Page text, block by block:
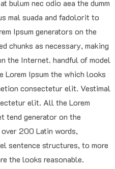
bulum nec odio aea the dumm
mal suada and fadolorit to
Ipsum generators on the
chunks as necessary, making
the Internet. handful of model
Lorem Ipsum the which looks
consectetur elit. Vestimal
elit. All the Lorem
tend generator on the
200 Latin words,
sentence structures, to more
the looks reasonable.